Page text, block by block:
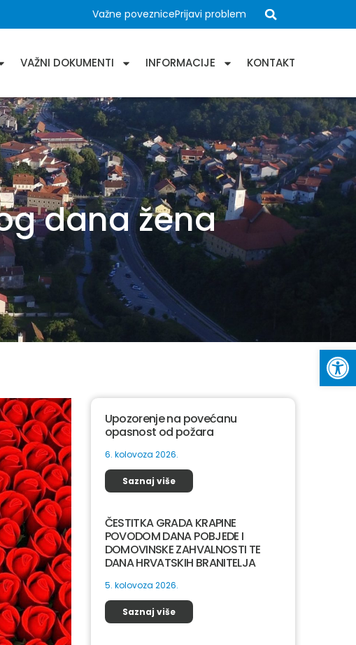
Važne poveznicePrijavi problem
VAŽNI DOKUMENTI INFORMACIJE KONTAKT
dana žena
Upozorenje na povećanu
opasnost od požara
6. kolovoza 2026.
Saznaj više
ČESTITKA GRADA KRAPINE
POVODOM DANA POBJEDE I
DOMOVINSKE ZAHVALNOSTI TE
DANA HRVATSKIH BRANITELJA
5. kolovoza 2026.
Saznaj više